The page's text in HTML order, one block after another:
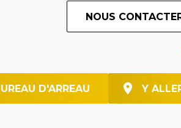
NOUS
D'ARREAU Y